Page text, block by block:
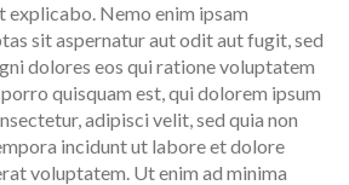
explicabo. Nemo enim ipsam
sit aspernatur aut odit aut fugit, sed
dolores eos qui ratione voluptatem
quisquam est, qui dolorem ipsum
adipisci velit, sed quia non
incidunt ut labore et dolore
voluptatem. Ut enim ad minima